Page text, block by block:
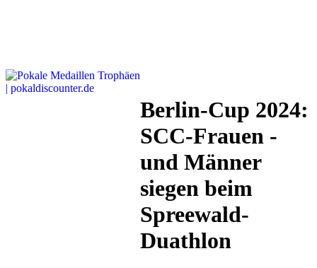
Berlin-Cup 2024:
SCC-Frauen -
und Männer
siegen beim
Spreewald-
Duathlon